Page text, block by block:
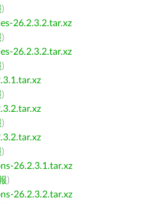
)
26.2.3.2.tar.xz
)
26.2.3.2.tar.xz
)
)
)
)
26.2.3.1.tar.xz
)
26.2.3.2.tar.xz